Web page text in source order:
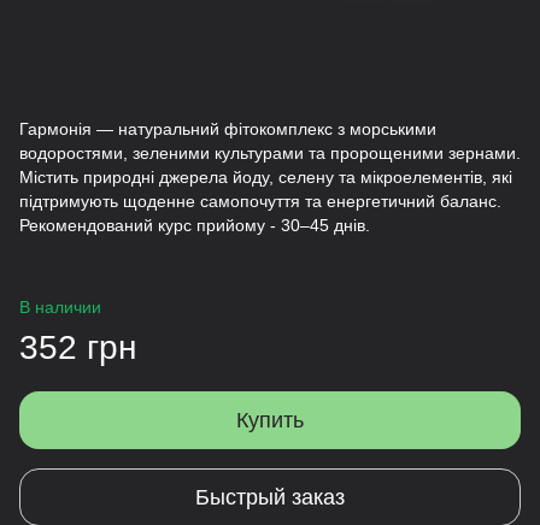
Гармонія — натуральний фітокомплекс з морськими
водоростями, зеленими культурами та пророщеними зернами.
Містить природні джерела йоду, селену та мікроелементів, які
підтримують щоденне самопочуття та енергетичний баланс.
Рекомендований курс прийому - 30–45 днів.
В наличии
352 грн
Купить
Быстрый заказ